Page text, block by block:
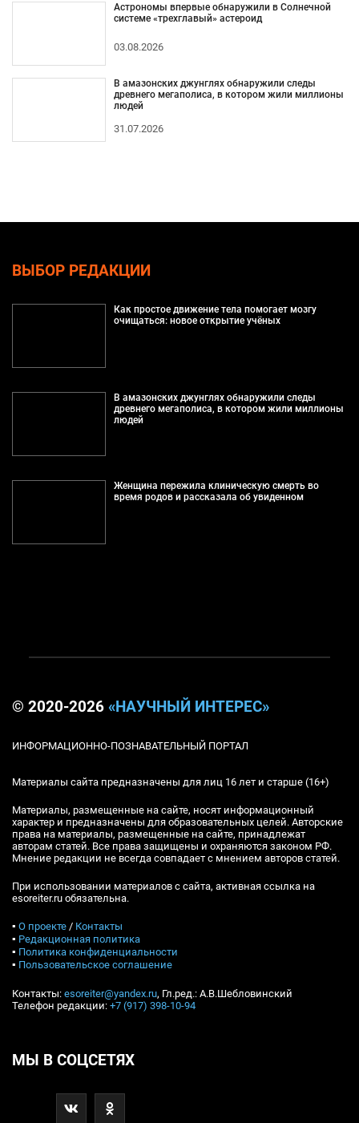
Астрономы впервые обнаружили в Солнечной
системе «трехглавый» астероид
03.08.2026
В амазонских джунглях обнаружили следы
древнего мегаполиса, в котором жили миллионы
людей
31.07.2026
ВЫБОР РЕДАКЦИИ
Как простое движение тела помогает мозгу
очищаться: новое открытие учёных
В амазонских джунглях обнаружили следы
древнего мегаполиса, в котором жили миллионы
людей
Женщина пережила клиническую смерть во
время родов и рассказала об увиденном
© 2020-2026 «НАУЧНЫЙ ИНТЕРЕС»
ИНФОРМАЦИОННО-ПОЗНАВАТЕЛЬНЫЙ ПОРТАЛ
Материалы сайта предназначены для лиц 16 лет и старше (16+)
Материалы, размещенные на сайте, носят информационный
характер и предназначены для образовательных целей. Авторские
права на материалы, размещенные на сайте, принадлежат
авторам статей. Все права защищены и охраняются законом РФ.
Мнение редакции не всегда совпадает с мнением авторов статей.
При использовании материалов с сайта, активная ссылка на
esoreiter.ru обязательна.
▪ О проекте / Контакты
▪ Редакционная политика
▪ Политика конфиденциальности
▪ Пользовательское соглашение
Контакты: esoreiter@yandex.ru, Гл.ред.: А.В.Шебловинский
Телефон редакции: +7 (917) 398-10-94
МЫ В СОЦСЕТЯХ